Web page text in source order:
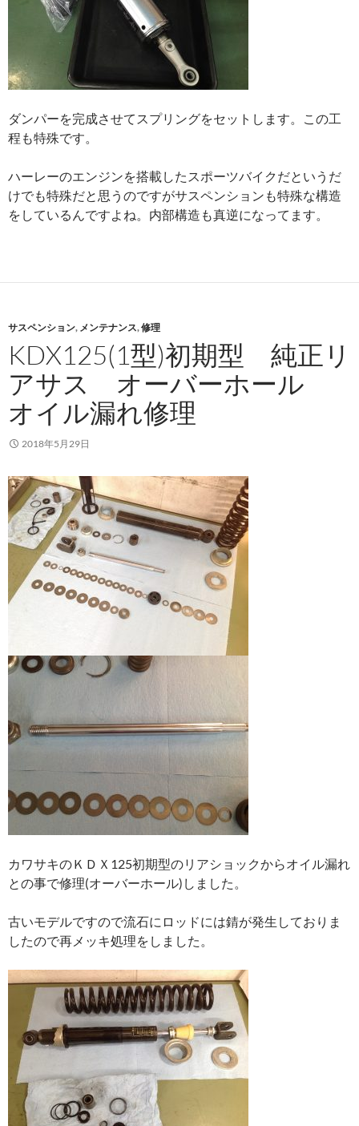
ダンパーを完成させてスプリングをセットします。この工
程も特殊です。
ハーレーのエンジンを搭載したスポーツバイクだというだ
けでも特殊だと思うのですがサスペンションも特殊な構造
をしているんですよね。内部構造も真逆になってます。
サスペンション, メンテナンス,修理
KDX125(1型)初期型 純正リ
アサス オーバーホール
オイル漏れ修理
2018年5月29日
カワサキのＫＤＸ125初期型のリアショックからオイル漏れ
との事で修理(オーバーホール)しました。
古いモデルですので流石にロッドには錆が発生しておりま
したので再メッキ処理をしました。